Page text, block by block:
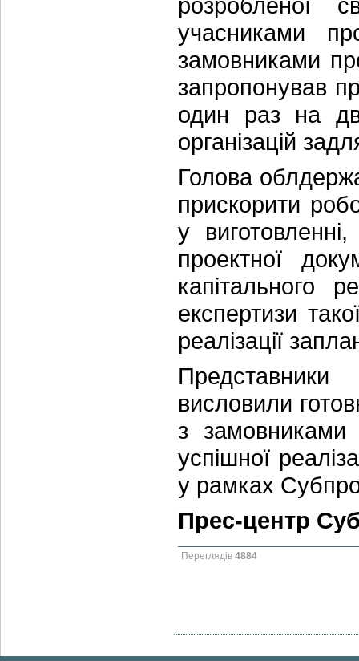
учасниками
замовниками
запропонував
один раз на
організацій
Голова
прискорити
у
проектної
капітального
експертизи
реалізації
висловили
з замовниками
успішної
у рамках
Прес-центр
Переглядів 4884